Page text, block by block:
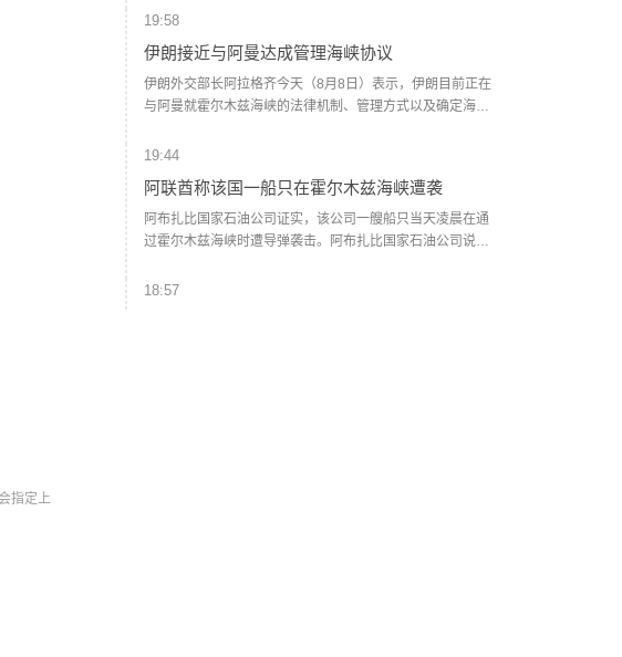
指定上
于掌握定价主导权。随着“i茅台”的出现，价格主导权已经从经
销商和黄牛手中转移到厂方。公司可以根据实时动态，调节
传统渠道发货与i茅台的供货节奏，在挤压灰色炒作空间的同
元。
19:58
伊朗接近与阿曼达成管理海峡协议
伊朗外交部长阿拉格齐今天（8月8日）表示，伊朗目前正在
与阿曼就霍尔木兹海峡的法律机制、管理方式以及确定海峡
是，霍尔木兹海峡能否重新开放还取决于其他条件，包括美
过去霍尔木兹海峡存在一套分道通航制，但伊朗认为，原有
路线已经不再适合作为船舶通行路线，伊方无法接受继续使
用该路线。因此，有必要规划一套新的通航机制，不过这涉
通航路线。在新的正式通航路线最终确定之前，将首先设立
19:44
阿联酋称该国一船只在霍尔木兹海峡遭袭
阿布扎比国家石油公司证实，该公司一艘船只当天凌晨在通
过霍尔木兹海峡时遭导弹袭击。阿布扎比国家石油公司说，
船只具体类型、导弹来源以及船只受损情况等更多细节。
18:57